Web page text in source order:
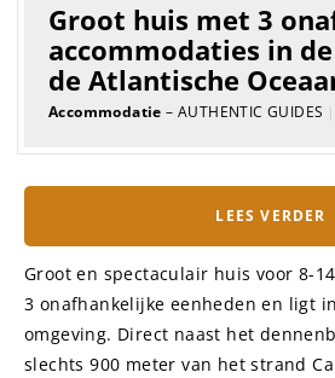
Groot huis met 3
accommodaties in
de Atlantische
Accommodatie – AUTHENTIC GUIDES |
LEES VERDER
Groot en spectaculair huis voor 8-
3 onafhankelijke eenheden en ligt
omgeving. Direct naast het
slechts 900 meter van het strand